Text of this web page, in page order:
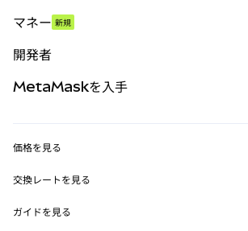
パーペチュアル
RWA
マネー 新規
開発者
MetaMask Connect
Snaps
MetaMaskを入手
セキュリティ
価格を見る
イーサリアムの価格
Solanaの価格
交換レートを見る
ETH→USD
ガイドを見る